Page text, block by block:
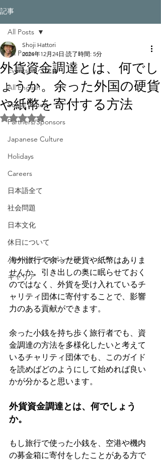
記事
All Posts
Events/イベント
All English
Social Issues
Partners/Sponsors
Japanese Culture
Holidays
Careers
日本語全て
社会問題
日本文化
休日について
パートナー/スポンサー
キャリア
All Posts
外貨資金調達とは、何でし
ょうか。余った外国の硬貨
や紙幣を寄付する方法
Shoji Hattori
2024年12月24日 読了時間: 5分
5つ星のうちNaNと評価されています。
った外国の硬貨や紙幣を寄付する方法
海外旅行で余った硬貨や紙幣はありま
せんか。引き出しの奥に眠らせておく
のではなく、外貨を受け入れているチ
ャリティ団体に寄付することで、影響
力のある貢献ができます。
余った小銭を持ち歩く旅行者でも、資
金調達の方法を多様化したいと考えて
いるチャリティ団体でも、このガイド
を読めばどのようにして始めれば良い
かが分かると思います。
外貨資金調達とは、何でしょう
か。
もし旅行で使った小銭を、空港や機内
の募金箱に寄付をしたことがある方で